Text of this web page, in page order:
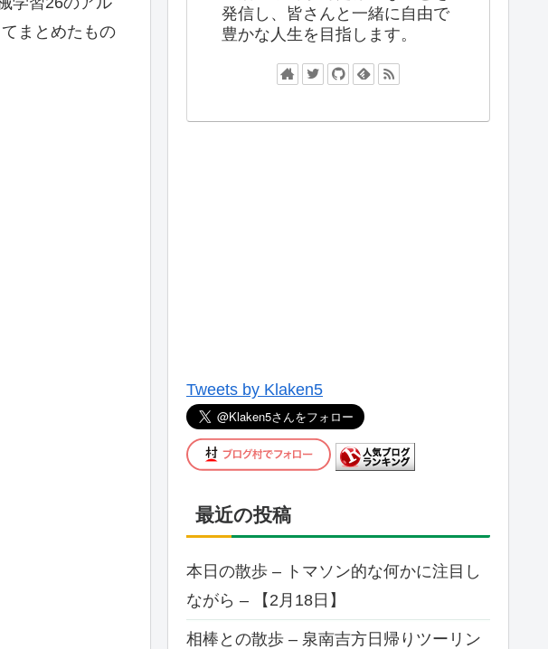
まとめたもの
発信し、皆さんと一緒に自由で
豊かな人生を目指します。
Tweets by Klaken5
最近の投稿
本日の散歩 – トマソン的な何かに注目し
ながら – 【2月18日】
相棒との散歩 – 泉南吉方日帰りツーリン